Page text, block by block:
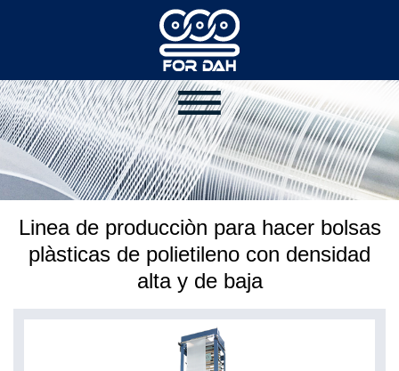
Linea de producciòn para hacer bolsas
plàsticas de polietileno con densidad
alta y de baja